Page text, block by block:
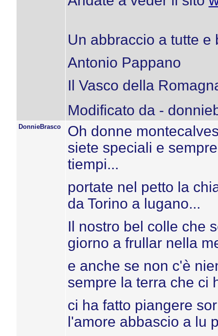
Un abbraccio a tutte e
Antonio Pappano
Il Vasco della
Modificato da -
DonnieBrasco
Oh donne
siete speciali e
tiempi...
portate nel petto la
da Torino a lugano...
Il nostro bel colle che
giorno a frullar nella
e anche se non c'è
sempre la terra che ci
ci ha fatto piangere
l'amore abbascio a lu